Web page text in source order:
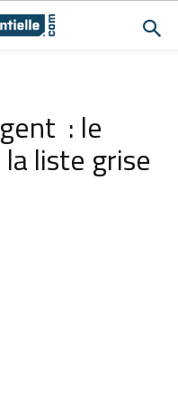
: le
liste grise